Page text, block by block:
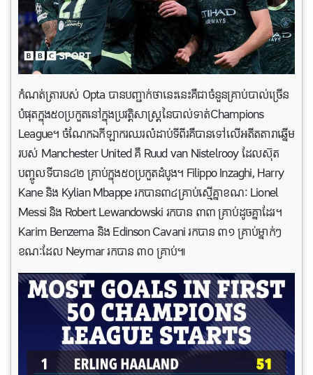
កំណត់ត្រារបស់ ​​Opta បានបញ្ជាក់ថានេះនេះ​គឺជា​ចំនួន​គ្រាប់​បាល់​ច្រើន​
បំផុត​ក្នុង​៥០ប្រកួត​នៅ​​ក្នុង​ប្រវត្តិសាស្ត្រ​នៃ​បាល់ទាត់Champions
League។ ចំណែកឯកីឡាករឈរលំដាប់​ទី​ពីរ​គឺ​បានទៅលើអតីត​តារា​ឆ្នើម​
របស់ Manchester United គឺ Ruud van Nistelrooy ដែល​ស៊ុត​
បញ្ចូល​ទី​បាន៤២ គ្រាប់​ក្នុង៥០ប្រកួត​​ដំបូង​។ Filippo Inzaghi, Harry
Kane និង Kylian Mbappe រកបាន៣៤គ្រាប់ស្មើគ្នាខណៈ Lionel
Messi និង Robert Lewandowski រកបាន ៣៣ គ្រាប់ដូចគ្នាដែរ។
Karim Benzema និង Edinson Cavani រកបាន ៣១ គ្រាប់ម្នាក់ៗ
ខណៈដែល Neymar រកបាន ៣០ គ្រាប់៕